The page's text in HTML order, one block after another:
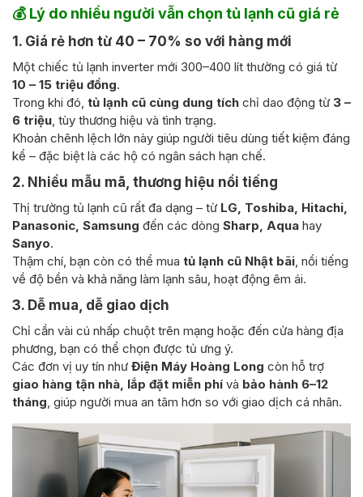
💰Lý do nhiều người vẫn chọn tủ lạnh cũ giá rẻ
1. Giá rẻ hơn từ 40 – 70% so với hàng mới
Một chiếc tủ lạnh inverter mới 300–400 lít thường có giá từ
10 – 15 triệu đồng.
Trong khi đó, tủ lạnh cũ cùng dung tích chỉ dao động từ 3 –
6 triệu , tùy thương hiệu và tình trạng.
Khoản chênh lệch lớn này giúp người tiêu dùng tiết kiệm đáng
kể – đặc biệt là các hộ có ngân sách hạn chế.
2. Nhiều mẫu mã, thương hiệu nổi tiếng
Thị trường tủ lạnh cũ rất đa dạng – từ LG, Toshiba, Hitachi,
Panasonic, Samsung đến các dòng Sharp, Aqua hay
Sanyo.
Thậm chí, bạn còn có thể mua tủ lạnh cũ Nhật bãi , nổi tiếng
về độ bền và khả năng làm lạnh sâu, hoạt động êm ái.
3. Dễ mua, dễ giao dịch
Chỉ cần vài cú nhấp chuột trên mạng hoặc đến cửa hàng địa
phương, bạn có thể chọn được tủ ưng ý.
Các đơn vị uy tín như Điện Máy Hoàng Long còn hỗ trợ
giao hàng tận nhà, lắp đặt miễn phí và bảo hành 6–12
tháng , giúp người mua an tâm hơn so với giao dịch cá nhân.